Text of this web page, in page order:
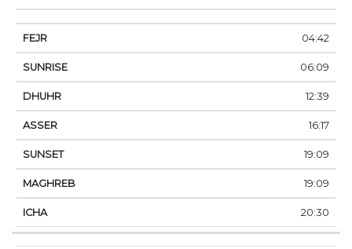
04:42
06:09
12:39
16:17
19:09
19:09
20:30